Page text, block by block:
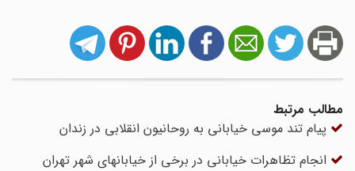
مطالب مرتبط
پیام تند موسی خیابانی به روحانیون انقلابی در زندان
انجام تظاهرات خیابانى در برخى از خیابانهاى شهر تهران